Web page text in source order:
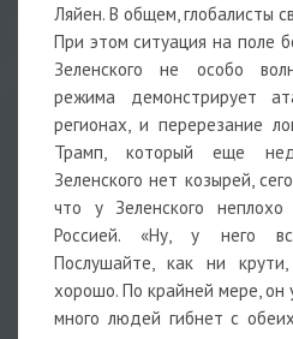
Ляйен. В общем, глобалисты
При этом ситуация на поле
Зеленского не особо
режима демонстрирует
регионах, и перерезание
Трамп, который еще
Зеленского нет козырей,
что у Зеленского неплохо
Россией. «Ну, у него
Послушайте, как ни
хорошо. По крайней мере, он
много людей гибнет с